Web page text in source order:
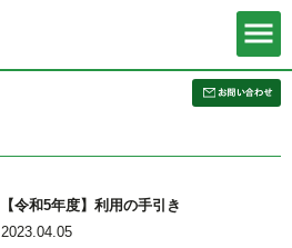
【令和5年度】利用の手引き
2023.04.05